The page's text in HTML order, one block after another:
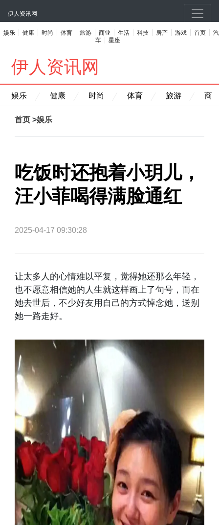
伊人资讯网
娱乐 健康 时尚 体育 旅游 商业 生活 科技 房产 游戏 首页
汽
车
星座
伊人资讯网
娱乐 健康 时尚 体育 旅游 商
首页 >娱乐
吃饭时还抱着小玥儿，
汪小菲喝得满脸通红
2025-04-17 09:30:28
让太多人的心情难以平复，觉得她还那么年轻，
也不愿意相信她的人生就这样画上了句号，而在
她去世后，不少好友用自己的方式悼念她，送别
她一路走好。